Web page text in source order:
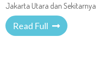
Jakarta Utara dan Sekitarnya
Read Full